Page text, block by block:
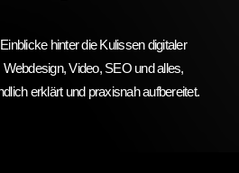
hinter die Kulissen digitaler
Video, SEO und alles,
erklärt und praxisnah aufbereitet.